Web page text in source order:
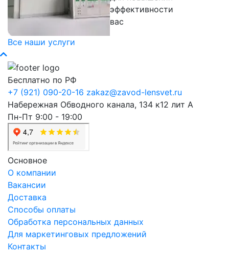
эффективности
вас
Все наши услуги
Бесплатно по РФ
+7 (921) 090-20-16 zakaz@zavod-lensvet.ru
Набережная Обводного канала, 134 к12 лит А
Пн-Пт 9:00 - 19:00
Основное
О компании
Вакансии
Доставка
Способы оплаты
Обработка персональных данных
Для маркетинговых предложений
Контакты